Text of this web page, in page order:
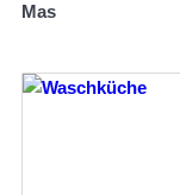
Mas